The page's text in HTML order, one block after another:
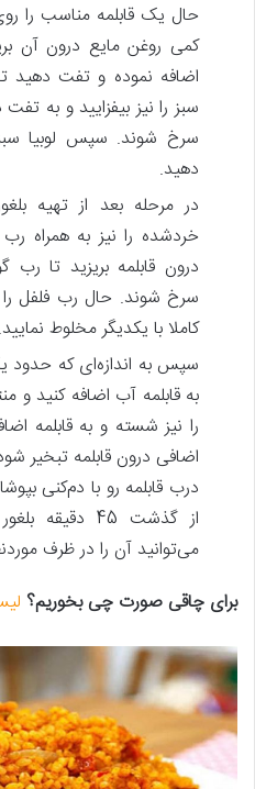
حال یک قابلمه مناسب را
کمی روغن مایع درون آن
اضافه نموده و تفت
سبز را نیز بیفزایید و به
سرخ شوند. سپس لوبیا سبز
دهید.
در مرحله بعد از تهیه
خردشده را نیز به همراه
درون قابلمه بریزید تا
سرخ شوند. حال رب فلفل را
کاملا با یکدیگر مخلوط نمایید.
سپس به اندازه‌ای که حدود
به قابلمه آب اضافه کنید و
را نیز شسته و به قابلمه
اضافی درون قابلمه
درب قابلمه رو با دم‌کنی
از گذشت 45
می‌توانید آن را در ظرف
برای چاقی صورت چی بخوریم؟